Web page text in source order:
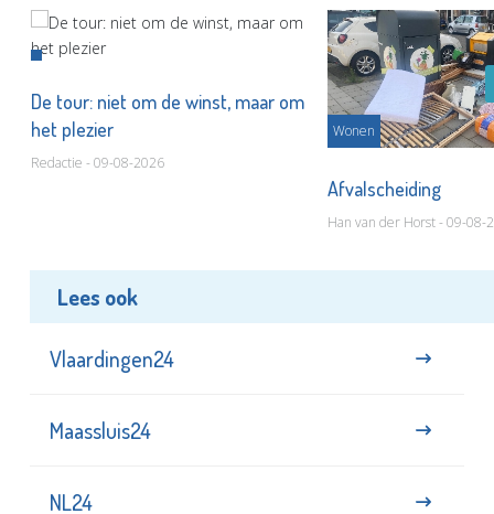
De tour: niet om de winst, maar om
het plezier
Redactie - 09-08-2026
Wonen
Afvalscheiding
Han van der Horst - 09-08-
Lees ook
Vlaardingen24
Maassluis24
NL24